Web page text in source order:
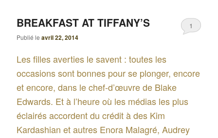
BREAKFAST AT TIFFANY’S
Publié leavril 22, 2014
1
Les filles averties le savent : toutes les
occasions sont bonnes pour se plonger, encore
et encore, dans le chef-d’œuvre de Blake
Edwards. Et à l’heure où les médias les plus
éclairés accordent du crédit à des Kim
Kardashian et autres Enora Malagré, Audrey